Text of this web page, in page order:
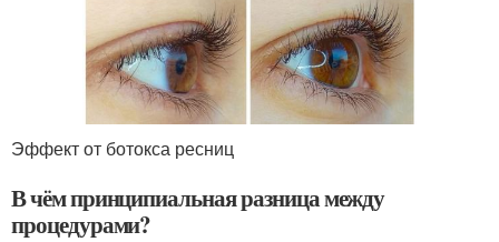
Эффект от ботокса ресниц
В чём принципиальная разница между
процедурами?